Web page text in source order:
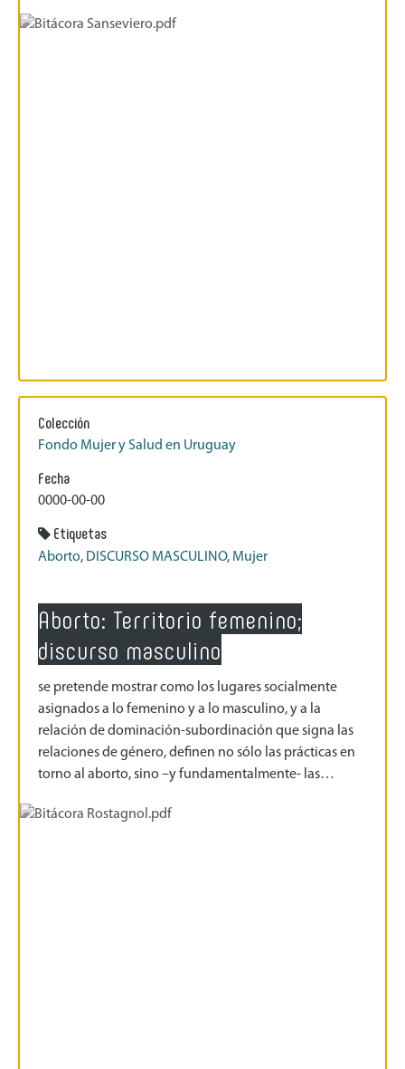
Colección
Fondo Mujer y Salud en Uruguay
Fecha
0000-00-00
Etiquetas
Aborto, DISCURSO MASCULINO, Mujer
Aborto: Territorio femenino;
discurso masculino
se pretende mostrar como los lugares socialmente
asignados a lo femenino y a lo masculino, y a la
relación de dominación-subordinación que signa las
relaciones de género, definen no sólo las prácticas en
torno al aborto, sino –y fundamentalmente- las…